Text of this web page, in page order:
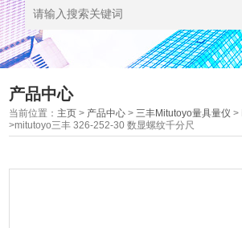
产品中心
当前位置： 主页 > 产品中心 >三丰Mitutoyo量具量仪 >
>mitutoyo三丰 326-252-30 数显螺纹千分尺